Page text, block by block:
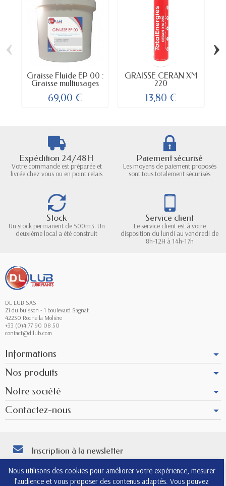
Nous utilisons des cookies pour améliorer votre expérience, mesurer
l’audience et vous proposer des contenus adaptés. Vous pouvez
Graisse Fluide EP 00 :
Graisse multiusages
69,00 €
GRAISSE CERAN XM
220
13,80 €
‹ ›
Expédition 24/48H
Votre commande est préparée et
livrée chez vous ou en point relais
Paiement sécurisé
Les moyens de paiement proposés
sont tous totalement sécurisés
Stock
Un stock permanent de 500m3. Un
deuxième local a été construit
Service client
Le service client est à votre
disposition du lundi au vendredi de
8h-12H à 14h-17h
DL LUB SAS
Zi du buisson - 1 boulevard Sagnat
42230 Roche la Molière
+33 (0)4 77 90 08 50
contact@dllub.com
Informations
Nos produits
Notre société
Contactez-nous
Inscription à la newsletter
informations de contact dans les conditions d'utilisation du site.